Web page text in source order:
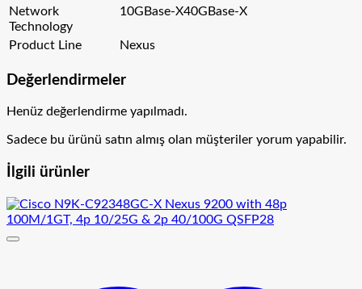
Network
Technology
10GBase-X40GBase-X
Product Line Nexus
Değerlendirmeler
Henüz değerlendirme yapılmadı.
Sadece bu ürünü satın almış olan müşteriler yorum yapabilir.
İlgili ürünler